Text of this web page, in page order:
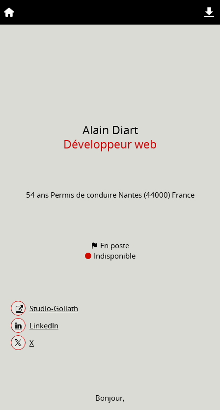
Alain Diart
Développeur web
54 ans Permis de conduire Nantes (44000) France
En poste
Indisponible
Studio-Goliath
LinkedIn
X
Bonjour,